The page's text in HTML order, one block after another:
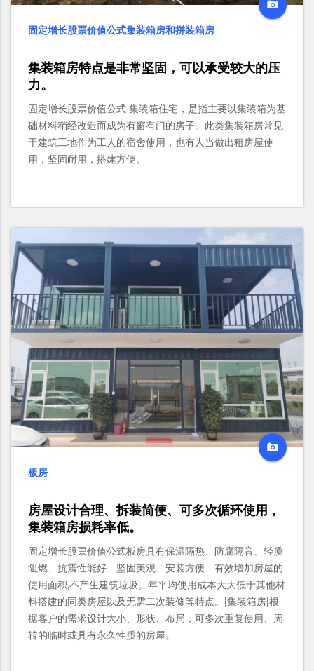
固定增长股票价值公式集装箱房和拼装箱房
集装箱房特点是非常坚固，可以承受较大的压
力。
固定增长股票价值公式 集装箱住宅，是指主要以集装箱为基
础材料稍经改造而成为有窗有门的房子。此类集装箱房常见
于建筑工地作为工人的宿舍使用，也有人当做出租房屋使
用，坚固耐用，搭建方便。
板房
房屋设计合理、拆装简便、可多次循环使用，
集装箱房损耗率低。
固定增长股票价值公式板房具有保温隔热、防腐隔音、轻质
阻燃、抗震性能好、坚固美观、安装方便、有效增加房屋的
使用面积,不产生建筑垃圾。年平均使用成本大大低于其他材
料搭建的同类房屋以及无需二次装修等特点。|集装箱房|根
据客户的需求设计大小、形状、布局，可多次重复使用、周
转的临时或具有永久性质的房屋。